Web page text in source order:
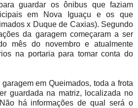
guardar os ônibus que faziam
em Nova Iguaçu e os que
x Duque de Caxias). Segundo
da garagem começaram a ser
mês do novembro e atualmente
na portaria para tomar conta do
em Queimados, toda a frota
guardada na matriz, localizada no
há informações de qual será o